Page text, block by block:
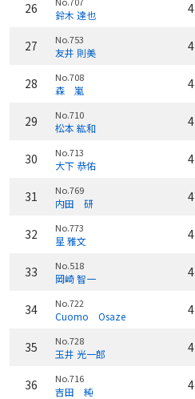
26 鈴木 達也 4
27 No.753
友井 則美 4
28 No.708
森 嵐 4
29 No.710
松本 紘和 4
30 No.713
大下 恭佑 4
31 No.769
内田 研 4
32 No.773
星 雅文 4
33 No.518
岡崎 智一 4
34 No.722
Cuomo Osaze 4
35 No.728
玉井 光一郎 4
36 No.716
吉田 純 4